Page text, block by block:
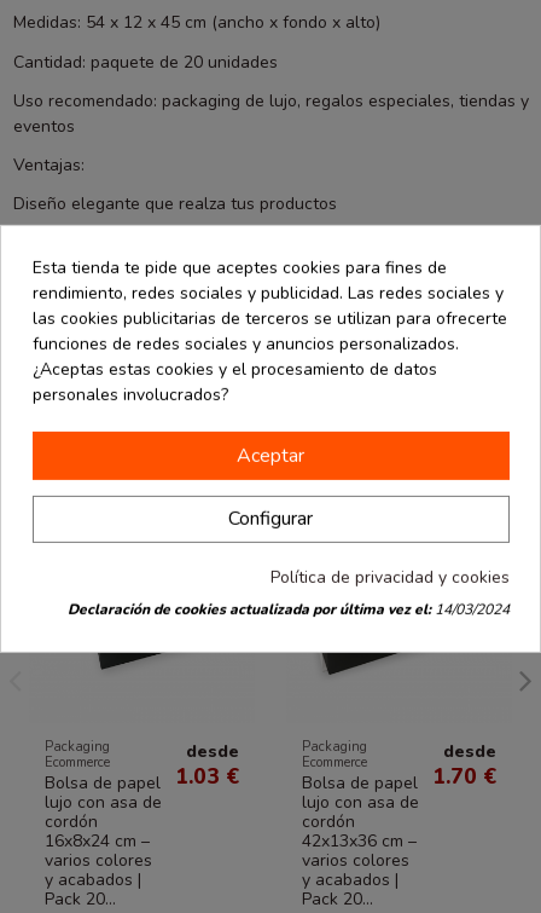
Medidas: 54 x 12 x 45 cm (ancho x fondo x alto)
Cantidad: paquete de 20 unidades
Uso recomendado: packaging de lujo, regalos especiales, tiendas y
eventos
Ventajas:
Diseño elegante que realza tus productos
Material de alta calidad, duradero y premium
También podría interesarle
Packaging
Ecommerce
Bolsa de papel
lujo con asa de
cordón
16x8x24 cm –
varios colores
y acabados |
Pack 20...
desde
1.03 €
Packaging
Ecommerce
Bolsa de papel
lujo con asa de
cordón
42x13x36 cm –
varios colores
y acabados |
Pack 20...
desde
1.70 €
Esta tienda te pide que aceptes cookies para fines de
rendimiento, redes sociales y publicidad. Las redes sociales y
las cookies publicitarias de terceros se utilizan para ofrecerte
funciones de redes sociales y anuncios personalizados.
¿Aceptas estas cookies y el procesamiento de datos
personales involucrados?
Aceptar
Configurar
Política de privacidad y cookies
Declaración de cookies actualizada por última vez el:14/03/2024